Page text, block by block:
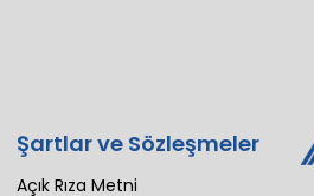
Şartlar ve Sözleşmeler
Açık Rıza Metni